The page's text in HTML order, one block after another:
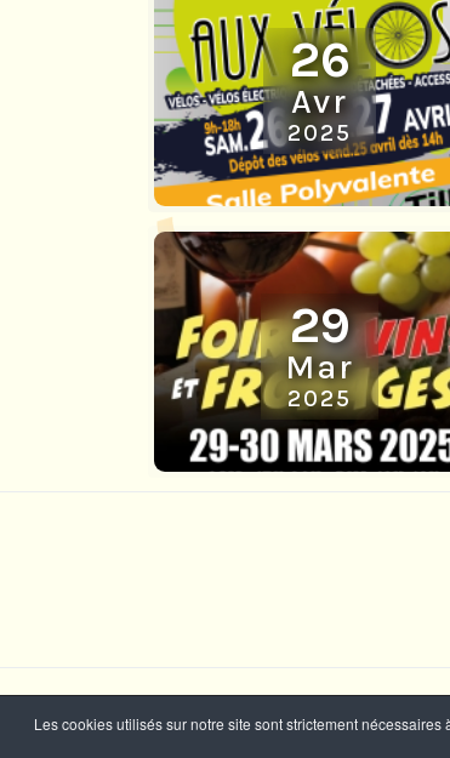
26
Avr
2025
29
Mar
2025
Copyright © 2026 Comité des
Les cookies utilisés sur notre site sont strictement